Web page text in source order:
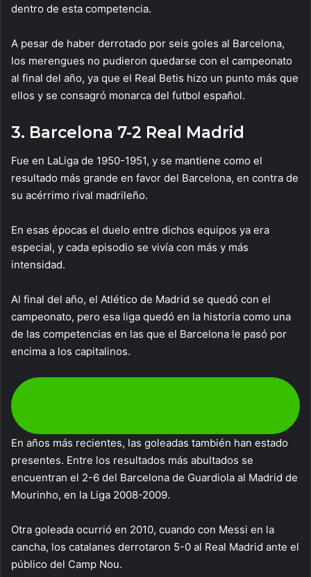
dentro de esta competencia.
A pesar de haber derrotado por seis goles al Barcelona,
los merengues no pudieron quedarse con el campeonato
al final del año, ya que el Real Betis hizo un punto más que
ellos y se consagró monarca del futbol español.
3. Barcelona 7-2 Real Madrid
Fue en LaLiga de 1950-1951, y se mantiene como el
resultado más grande en favor del Barcelona, en contra de
su acérrimo rival madrileño.
En esas épocas el duelo entre dichos equipos ya era
especial, y cada episodio se vivía con más y más
intensidad.
Al final del año, el Atlético de Madrid se quedó con el
campeonato, pero esa liga quedó en la historia como una
de las competencias en las que el Barcelona le pasó por
encima a los capitalinos.
En años más recientes, las goleadas también han estado
presentes. Entre los resultados más abultados se
encuentran el 2-6 del Barcelona de Guardiola al Madrid de
Mourinho, en la Liga 2008-2009.
Otra goleada ocurrió en 2010, cuando con Messi en la
cancha, los catalanes derrotaron 5-0 al Real Madrid ante el
público del Camp Nou.